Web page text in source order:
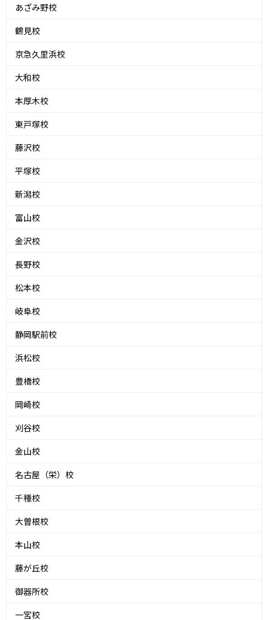
あざみ野校
鶴見校
京急久里浜校
大和校
本厚木校
東戸塚校
藤沢校
平塚校
新潟校
富山校
金沢校
長野校
松本校
岐阜校
静岡駅前校
浜松校
豊橋校
岡崎校
刈谷校
金山校
名古屋（栄）校
千種校
大曽根校
本山校
藤が丘校
御器所校
一宮校